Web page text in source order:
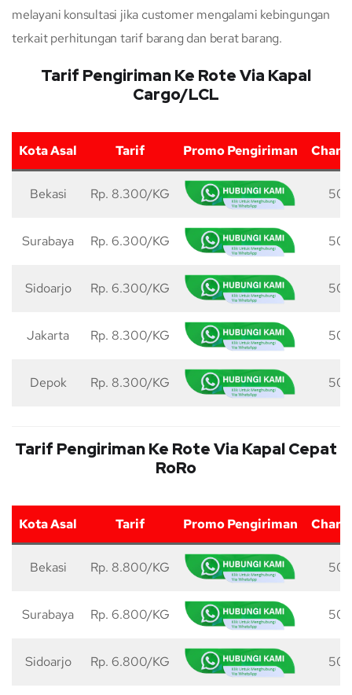
melayani konsultasi jika customer mengalami kebingungan
terkait perhitungan tarif barang dan berat barang.
Tarif Pengiriman Ke Rote Via Kapal
Cargo/LCL
Kota Asal Tarif Promo Pengiriman
Bekasi Rp. 8.300/KG 50
Surabaya Rp. 6.300/KG 50
Sidoarjo Rp. 6.300/KG 50
Jakarta Rp. 8.300/KG 50
Depok Rp. 8.300/KG 50
Tarif Pengiriman Ke Rote Via Kapal Cepat
RoRo
Kota Asal Tarif Promo Pengiriman
Bekasi Rp. 8.800/KG 50
Surabaya Rp. 6.800/KG 50
Sidoarjo Rp. 6.800/KG 50